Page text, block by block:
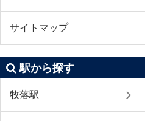
サイトマップ
駅から探す
牧落駅